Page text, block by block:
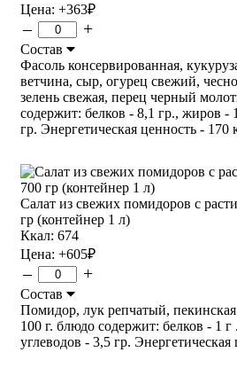
Цена: +363₽
– +
Состав
Фасоль консервированная,
ветчина, сыр, огурец свежий,
зелень свежая, перец черный
содержит: белков - 8,1 гр., жиров -
гр. Энергетическая ценность - 170
Салат из свежих помидоров с
гр (контейнер 1 л)
Ккал: 674
Цена: +605₽
– +
Состав
Помидор, лук репчатый,
100 г. блюдо содержит: белков - 1
углеводов - 3,5 гр.